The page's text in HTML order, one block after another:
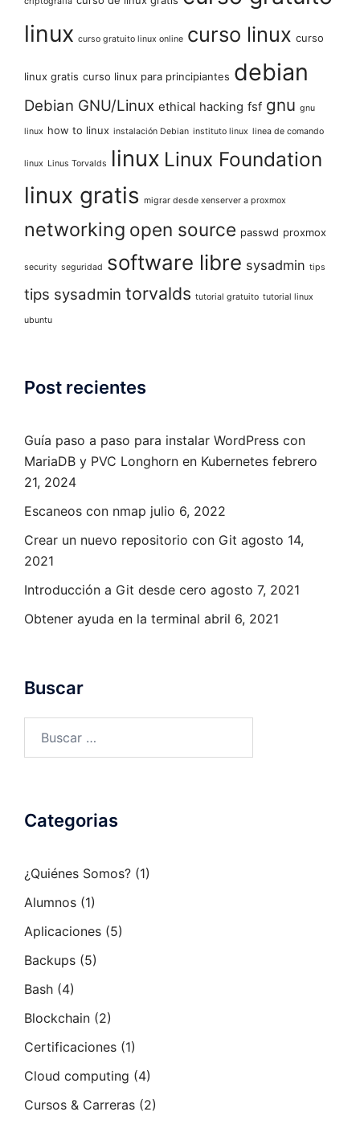
linux curso gratuito linux online curso linux curso
linux gratis curso linux para principiantes debian
Debian GNU/Linux ethical hacking fsf gnu gnu
linux how to linux instalación Debian instituto linux linea de comando
linux Linus Torvalds linux Linux Foundation
linux gratis migrar desde xenserver a proxmox
networking open source passwd proxmox
security seguridad software libre sysadmin tips
tips sysadmin torvalds tutorial gratuito tutorial linux
ubuntu
Post recientes
Guía paso a paso para instalar WordPress con
MariaDB y PVC Longhorn en Kubernetes febrero
21, 2024
Escaneos con nmap julio 6, 2022
Crear un nuevo repositorio con Git agosto 14,
2021
Introducción a Git desde cero agosto 7, 2021
Obtener ayuda en la terminal abril 6, 2021
Buscar
Categorias
¿Quiénes Somos? (1)
Alumnos (1)
Aplicaciones (5)
Backups (5)
Bash (4)
Blockchain (2)
Certificaciones (1)
Cloud computing (4)
Cursos & Carreras (2)